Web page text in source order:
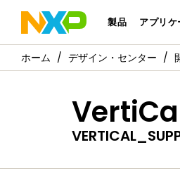
製品 アプリ
デザイン・センター